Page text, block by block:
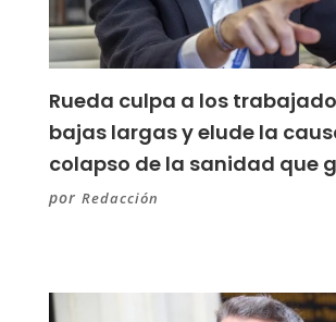
Rueda culpa a los
bajas largas y elude la
colapso de la sanidad que
por Redacción